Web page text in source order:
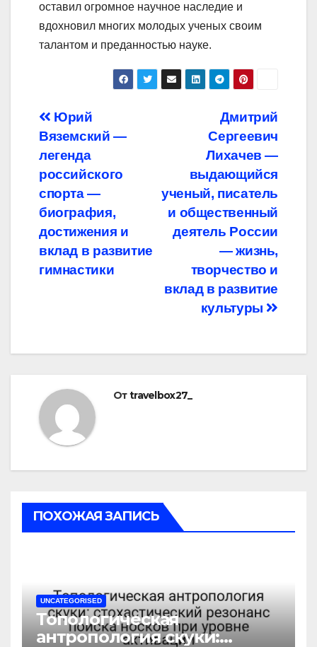
оставил огромное научное наследие и
вдохновил многих молодых ученых своим
талантом и преданностью науке.
Навигация
по
записям
Дмитрий
Сергеевич
Лихачев —
выдающийся
ученый, писатель
и общественный
деятель России
— жизнь,
творчество и
вклад в развитие
культуры
Юрий
Вяземский —
легенда
российского
спорта —
биография,
достижения и
вклад в развитие
гимнастики
Отtravelbox27_
ПОХОЖАЯ ЗАПИСЬ
UNCATEGORISED
Топологическая
антропология скуки: